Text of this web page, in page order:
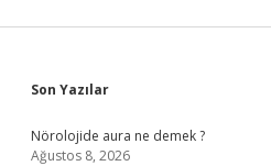
Sidebar
Son Yazılar
Nörolojide aura ne demek ?
Ağustos 8, 2026